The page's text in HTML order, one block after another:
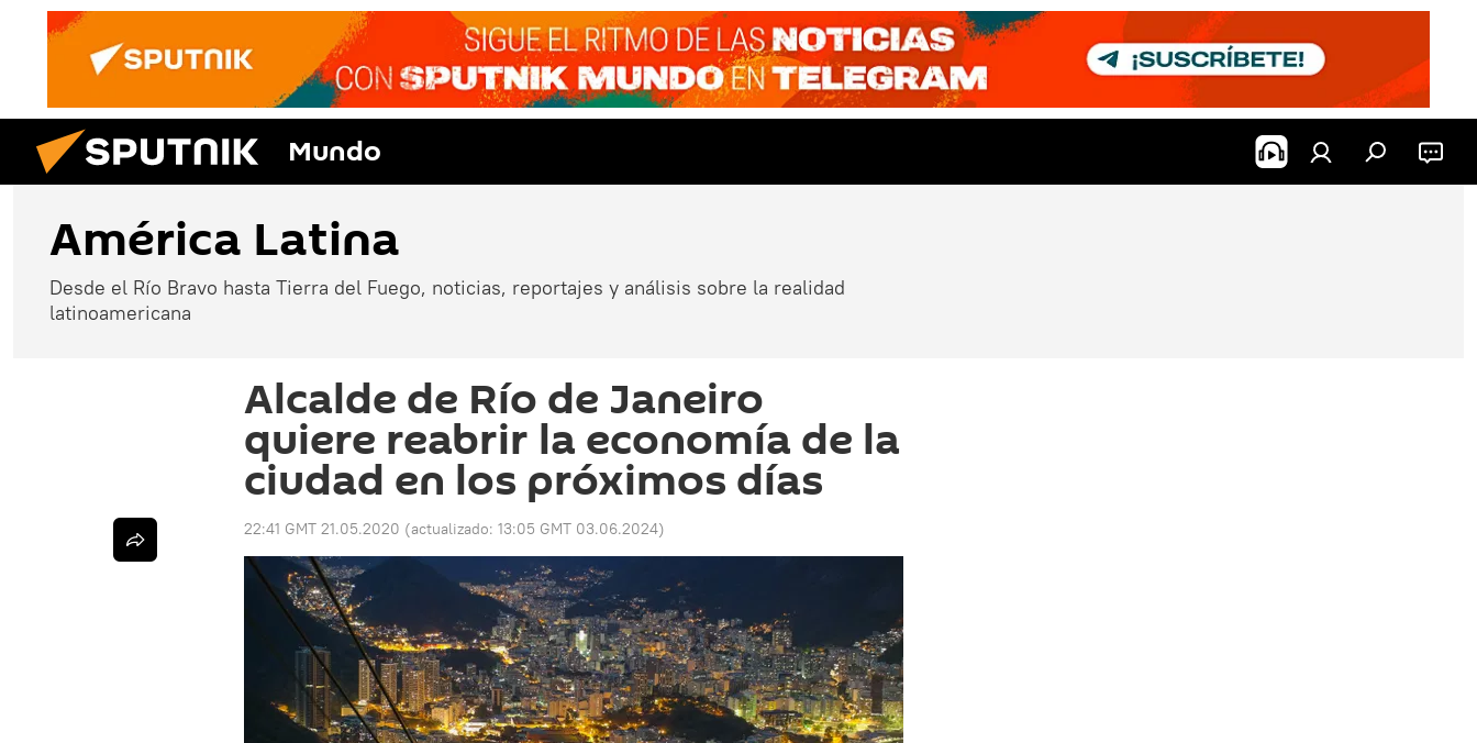
Mundo
América Latina
Desde el Río Bravo hasta Tierra del Fuego, noticias, reportajes y análisis sobre la realidad
latinoamericana
Alcalde de Río de Janeiro
quiere reabrir la economía de la
ciudad en los próximos días
22:41 GMT 21.05.2020 (actualizado: 13:05 GMT 03.06.2024)